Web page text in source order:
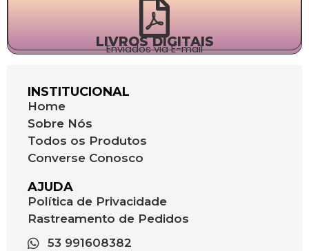
LIVROS DIGITAIS
Enviados via E-mail
INSTITUCIONAL
Home
Sobre Nós
Todos os Produtos
Converse Conosco
AJUDA
Política de Privacidade
Rastreamento de Pedidos
53 991608382